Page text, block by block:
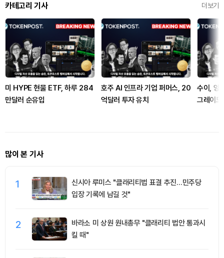
카테고리 기사 더보기
미 HYPE 현물 ETF, 하루 284
만달러 순유입
호주 AI 인프라 기업 퍼머스, 20
억달러 투자 유치
수이, 양
그레이드
많이 본 기사
1
신시아 루미스 "클래리티법 표결 추진…민주당
입장 기록에 남길 것"
2
바라소 미 상원 원내총무 "클래리티 법안 통과시
킬 때"